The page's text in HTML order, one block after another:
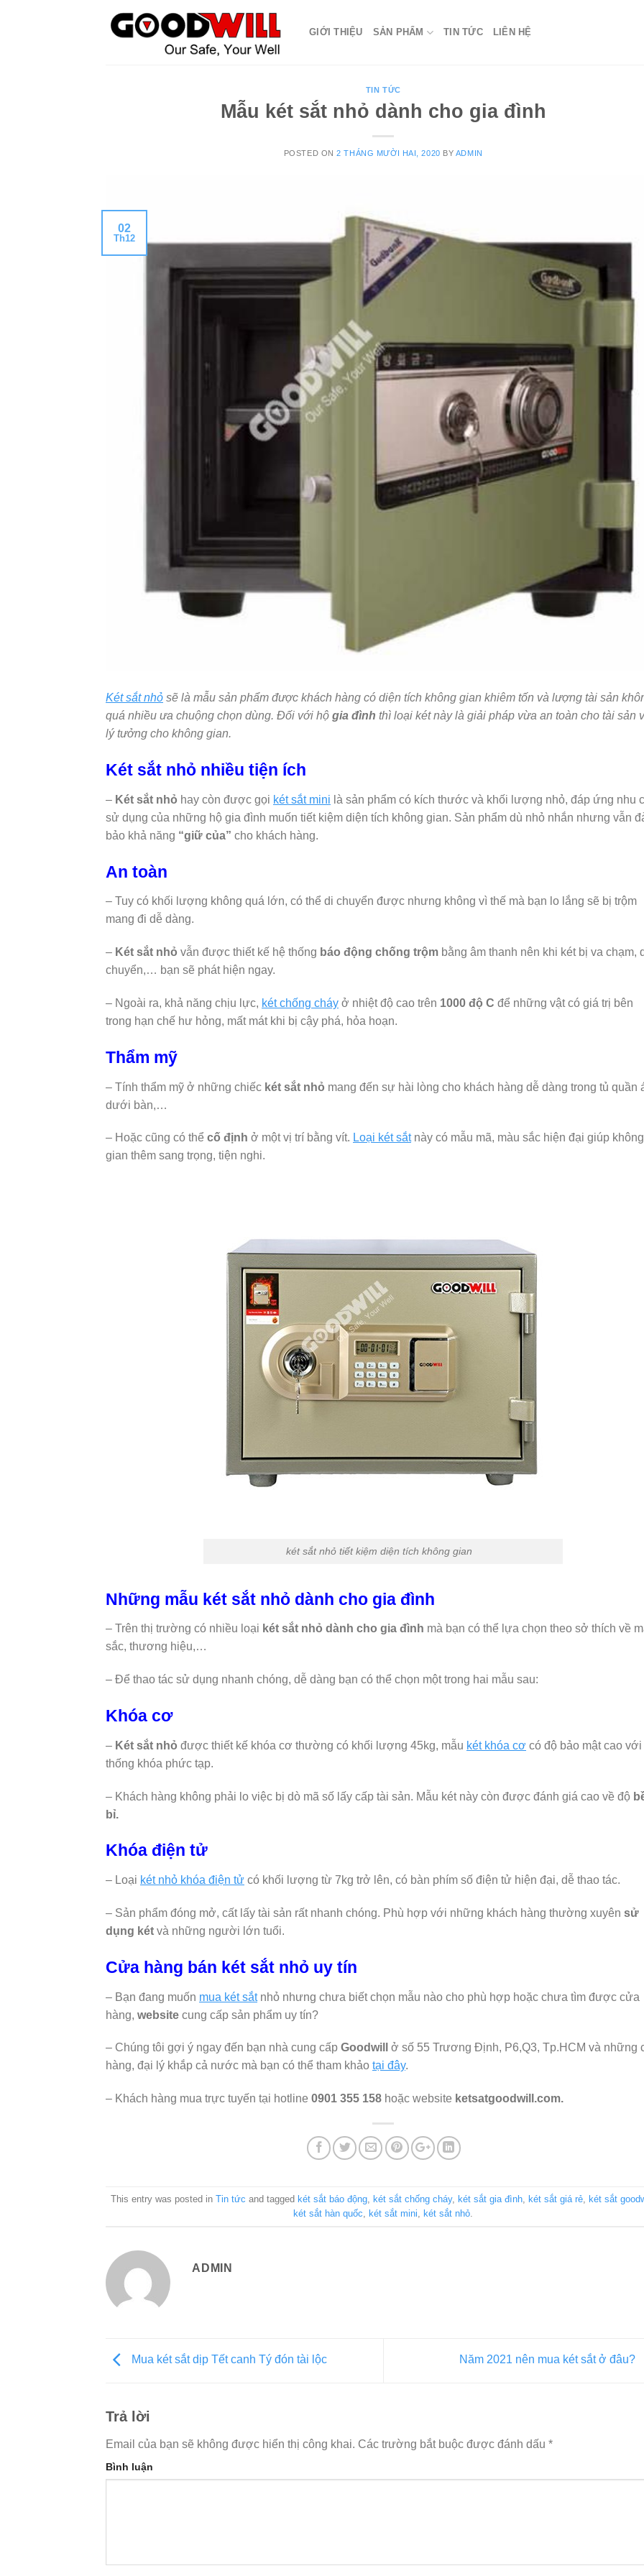
GIỚI THIỆU SẢN PHẨM TIN TỨC LIÊN HỆ
TIN TỨC
Mẫu két sắt nhỏ dành cho gia đình
POSTED ON2 THÁNG MƯỜI HAI, 2020 BY ADMIN
02
Th12
Két sắt nhỏ sẽ là mẫu sản phẩm được khách hàng có diện tích không gian khiêm tốn và lượng tài sản
quá nhiều ưa chuộng chọn dùng. Đối với hộ gia đình thì loại két này là giải pháp vừa an toàn cho tài sản
lý tưởng cho không gian.
Két sắt nhỏ nhiều tiện ích
– Két sắt nhỏ hay còn được gọi két sắt mini là sản phẩm có kích thước và khối lượng nhỏ, đáp ứng nhu
sử dụng của những hộ gia đình muốn tiết kiệm diện tích không gian. Sản phẩm dù nhỏ nhắn nhưng vẫn
bảo khả năng “giữ của” cho khách hàng.
An toàn
– Tuy có khối lượng không quá lớn, có thể di chuyển được nhưng không vì thế mà bạn lo lắng sẽ bị trộm
mang đi dễ dàng.
– Két sắt nhỏ vẫn được thiết kế hệ thống báo động chống trộm bằng âm thanh nên khi két bị va chạm,
chuyển,… bạn sẽ phát hiện ngay.
– Ngoài ra, khả năng chịu lực, két chống cháy ở nhiệt độ cao trên 1000 độ C để những vật có giá trị bên
trong hạn chế hư hỏng, mất mát khi bị cậy phá, hỏa hoạn.
Thẩm mỹ
– Tính thẩm mỹ ở những chiếc két sắt nhỏ mang đến sự hài lòng cho khách hàng dễ dàng trong tủ quần
dưới bàn,…
– Hoặc cũng có thể cố định ở một vị trí bằng vít. Loại két sắtnày có mẫu mã, màu sắc hiện đại giúp không
gian thêm sang trọng, tiện nghi.
két sắt nhỏ tiết kiệm diện tích không gian
Những mẫu két sắt nhỏ dành cho gia đình
– Trên thị trường có nhiều loại két sắt nhỏ dành cho gia đình mà bạn có thể lựa chọn theo sở thích về
sắc, thương hiệu,…
– Để thao tác sử dụng nhanh chóng, dễ dàng bạn có thể chọn một trong hai mẫu sau:
Khóa cơ
– Két sắt nhỏ được thiết kế khóa cơ thường có khối lượng 45kg, mẫu két khóa cơ có độ bảo mật cao với
thống khóa phức tạp.
– Khách hàng không phải lo việc bị dò mã số lấy cấp tài sản. Mẫu két này còn được đánh giá cao về độ
bỉ.
Khóa điện tử
– Loại két nhỏ khóa điện tử có khối lượng từ 7kg trở lên, có bàn phím số điện tử hiện đại, dễ thao tác.
– Sản phẩm đóng mở, cất lấy tài sản rất nhanh chóng. Phù hợp với những khách hàng thường xuyên sử
dụng két và những người lớn tuổi.
Cửa hàng bán két sắt nhỏ uy tín
– Bạn đang muốn mua két sắtnhỏ nhưng chưa biết chọn mẫu nào cho phù hợp hoặc chưa tìm được cửa
hàng, website cung cấp sản phẩm uy tín?
– Chúng tôi gợi ý ngay đến bạn nhà cung cấp Goodwill
ở số 55 Trương Định, P6,Q3, Tp.HCM và những
hàng, đại lý khắp cả nước mà bạn có thể tham khảo tại đây.
– Khách hàng mua trực tuyến tại hotline 0901 355 158 hoặc website ketsatgoodwill.com.
This entry was posted in Tin tức and tagged két sắt báo động, két sắt chống cháy, két sắt gia đình, két sắt giá rẻ, két sắt
két sắt hàn quốc ,két sắt mini ,két sắt nhỏ
ADMIN
Mua két sắt dịp Tết canh Tý đón tài lộc Năm 2021 nên mua két sắt ở đâu?
Trả lời
Email của bạn sẽ không được hiển thị công khai. Các trường bắt buộc được đánh dấu *
Bình luận